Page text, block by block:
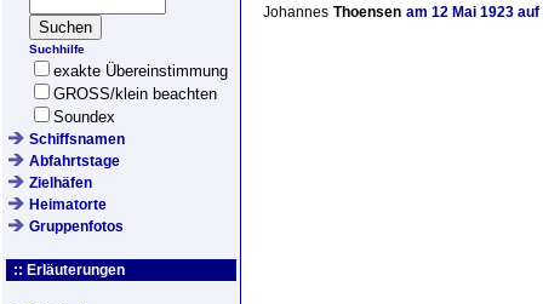
Suchhilfe
exakte Übereinstimmung
GROSS/klein beachten
Soundex
Schiffsnamen
Abfahrtstage
Zielhäfen
Heimatorte
Gruppenfotos
:: Erläuterungen
Johannes Thoensen am 12 Mai 1923 auf